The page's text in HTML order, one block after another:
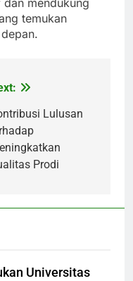
mendukung
temukan
Lulusan
Prodi
Universitas